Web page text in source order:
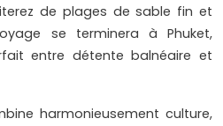
de plages de sable fin et
se terminera à Phuket,
entre détente balnéaire et
harmonieusement culture,